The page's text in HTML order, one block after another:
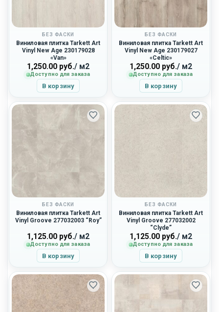
БЕЗ ФАСКИ
Виниловая плитка Tarkett Art
Vinyl New Age 230179028
«Van»
1,250.00 руб./ м2
Доступно для заказа
В корзину
БЕЗ ФАСКИ
Виниловая плитка Tarkett Art
Vinyl New Age 230179027
«Celtic»
1,250.00 руб./ м2
Доступно для заказа
В корзину
БЕЗ ФАСКИ
Виниловая плитка Tarkett Art
Vinyl Groove 277032003 “Roy”
1,125.00 руб./ м2
Доступно для заказа
В корзину
БЕЗ ФАСКИ
Виниловая плитка Tarkett Art
Vinyl Groove 277032002
“Clyde”
1,125.00 руб./ м2
Доступно для заказа
В корзину